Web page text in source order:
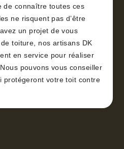
de connaître toutes ces
ne risquent pas d’être
un projet de vous
toiture, nos artisans DK
en service pour réaliser
pouvons vous conseiller
protégeront votre toit contre